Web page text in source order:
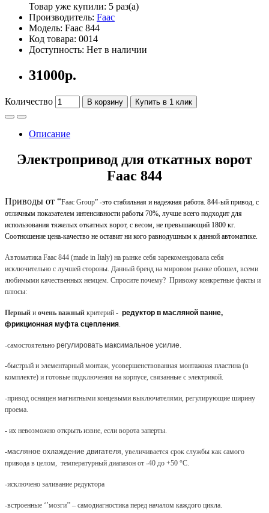
Товар уже купили: 5 раз(а)
Производитель: Faac
Модель: Faac 844
Код товара: 0014
Доступность: Нет в наличии
31000р.
Количество В корзину Купить в 1 клик
Описание
Электропривод для откатных ворот
Faac 844
Приводы от “Faac Group” -это стабильная и надежная работа. 844-ый привод, с
отличным показателем интенсивности работы 70%, лучше всего подходит для
использования тяжелых откатных ворот, с весом, не превышающий 1800 кг.
Соотношение цена-качество не оставит ни кого равнодушным к данной автоматике.
Автоматика Faac 844 (made in Italy) на рынке себя зарекомендовала себя
исключительно с лучшей стороны. Данный бренд на мировом рынке обошел, всеми
любимыми качественных немцем. Спросите почему? Привожу конкретные факты и
плюсы:
Первый и очень важный критерий - редуктор в масляной ванне,
фрикционная муфта сцепления.
-самостоятельно регулировать максимальное усилие.
-быстрый и элементарный монтаж, усовершенствованная монтажная пластина (в
комплекте) и готовые подключения на корпусе, связанные с электрикой.
-привод оснащен магнитными концевыми выключателями, регулирующие ширину
проема.
- их невозможно открыть извне, если ворота заперты.
-масляное охлаждение двигателя, увеличивается срок службы как самого
привода в целом, температурный диапазон от -40 до +50 °С.
-исключено заливание редуктора
-встроенные ‘’мозги’’ – самодиагностика перед началом каждого цикла.